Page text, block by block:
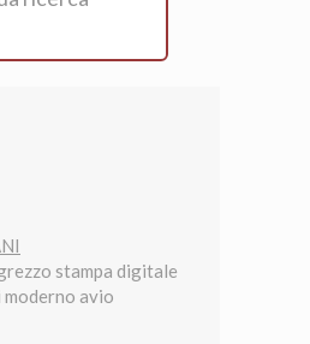
stampa digitale
avio